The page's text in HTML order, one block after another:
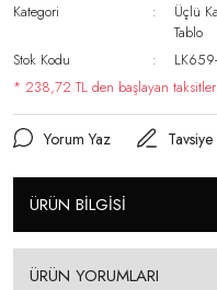
Kategori
Üçlü
Tablo
Stok Kodu
* 238,72 TL den başlayan
Yorum Yaz Tavsiye
ÜRÜN BİLGİSİ
ÜRÜN YORUMLARI